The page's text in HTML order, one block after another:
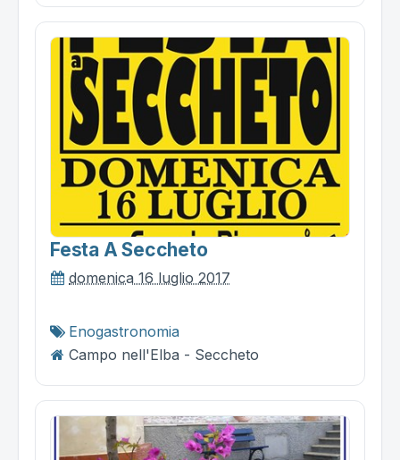
Festa A Seccheto
domenica 16 luglio 2017
Enogastronomia
Campo nell'Elba - Seccheto